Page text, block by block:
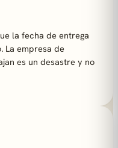
la fecha de entrega
La empresa de
es un desastre y no